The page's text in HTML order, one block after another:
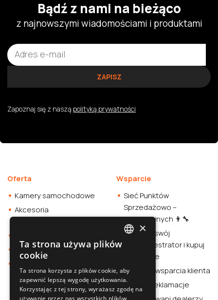
Bądź z nami na bieżąco
z najnowszymi wiadomościami i produktami
Zapoznaj się z naszą polityką prywatności
Oferta
Kamery samochodowe
Akcesoria
Stacja zasilania
Wsparcie
Sieć Punktów
Sprzedażowo –
Instalacyjnych 👨‍🔧
Sprawdź swój
wideorejestrator i kupuj
rozważnie
Centrum wsparcia klienta
Zwroty i reklamacje
ENGLISH
×
Ta strona używa plików
cookie
Ta strona korzysta z plików cookie, aby
zapewnić lepszą wygodę użytkowania.
Korzystając z tej strony, wyrażasz zgodę na
używanie przez nas wszystkich plików